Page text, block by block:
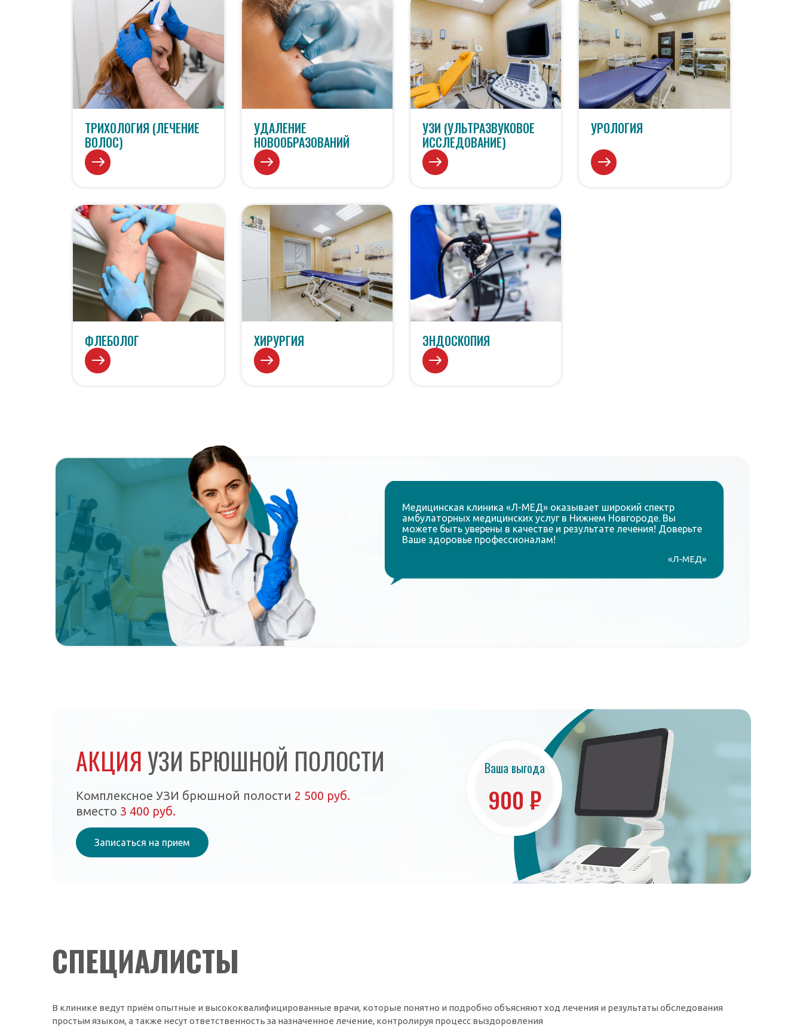
ТРИХОЛОГИЯ (ЛЕЧЕНИЕ
ВОЛОС)
УДАЛЕНИЕ
НОВООБРАЗОВАНИЙ
УЗИ (УЛЬТРАЗВУКОВОЕ
ИССЛЕДОВАНИЕ)
УРОЛОГИЯ
ФЛЕБОЛОГ ХИРУРГИЯ ЭНДОСКОПИЯ
Медицинская клиника «Л-МЕД» оказывает широкий спектр
амбулаторных медицинских услуг в Нижнем Новгороде. Вы
можете быть уверены в качестве и результате лечения! Доверьте
Ваше здоровье профессионалам!
«Л-МЕД»
АКЦИЯУЗИ БРЮШНОЙ ПОЛОСТИ
Комплексное УЗИ брюшной полости 2 500 руб.
вместо 3 400 руб.
Записаться на прием
Ваша выгода
900 ₽
СПЕЦИАЛИСТЫ
В клинике ведут приём опытные и высококвалифицированные врачи, которые понятно и подробно объясняют ход лечения и результаты обследования
простым языком, а также несут ответственность за назначенное лечение, контролируя процесс выздоровления